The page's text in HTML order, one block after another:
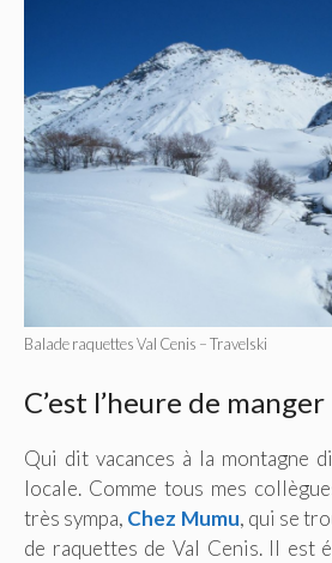
Balade raquettes Val Cenis – Travelski
C’est l’heure de manger
Qui dit vacances à la montagne
locale. Comme tous mes
très sympa, Chez Mumu, qui se
de raquettes de Val Cenis. Il est